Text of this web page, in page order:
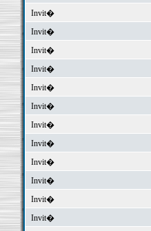
Invit�
Invit�
Invit�
Invit�
Invit�
Invit�
Invit�
Invit�
Invit�
Invit�
Invit�
Invit�